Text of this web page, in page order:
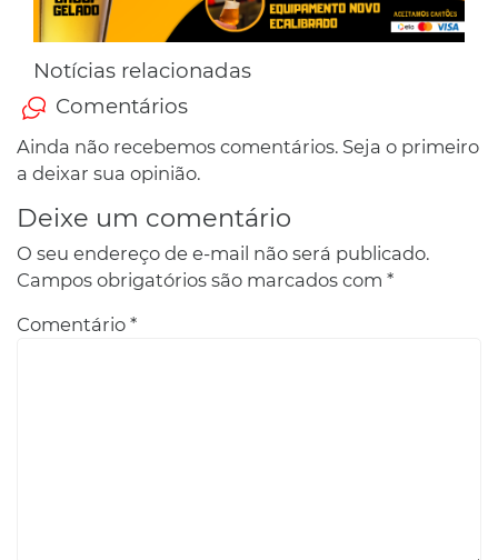
Notícias relacionadas
Comentários
Ainda não recebemos comentários. Seja o primeiro
a deixar sua opinião.
Deixe um comentário
O seu endereço de e-mail não será publicado.
Campos obrigatórios são marcados com *
Comentário *